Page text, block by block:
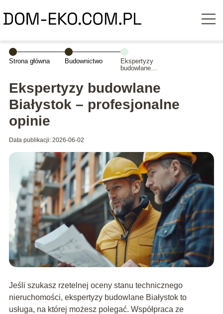
Strona główna Budownictwo
Ekspertyzy
budowlane
profesjonalne
opinie
Ekspertyzy budowlane
Białystok – profesjonalne
opinie
Data publikacji: 2026-06-02
Jeśli szukasz rzetelnej oceny stanu technicznego
nieruchomości, ekspertyzy budowlane Białystok to
usługa, na której możesz polegać. Współpraca ze